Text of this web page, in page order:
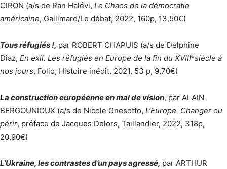
CIRON (a/s de Ran Halévi, Le Chaos de la démocratie
américaine, Gallimard/Le débat, 2022, 160p, 13,50€)
Tous réfugiés !, par ROBERT CHAPUIS (a/s de Delphine
Diaz, En exil. Les réfugiés en Europe de la fin du XVIIIesiècle à
nos jours, Folio, Histoire inédit, 2021, 53 p, 9,70€)
La construction européenne en mal de vision, par ALAIN
BERGOUNIOUX (a/s de Nicole Gnesotto, L’Europe. Changer ou
périr, préface de Jacques Delors, Taillandier, 2022, 318p,
20,90€)
L’Ukraine, les contrastes d’un pays agressé, par ARTHUR